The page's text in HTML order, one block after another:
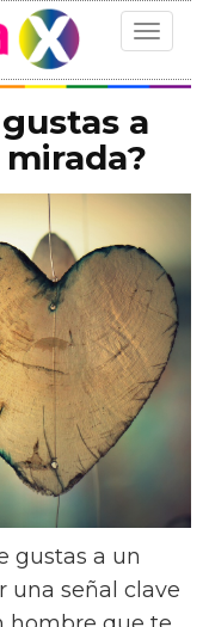
Toggle
a
gustas a un
una señal clave